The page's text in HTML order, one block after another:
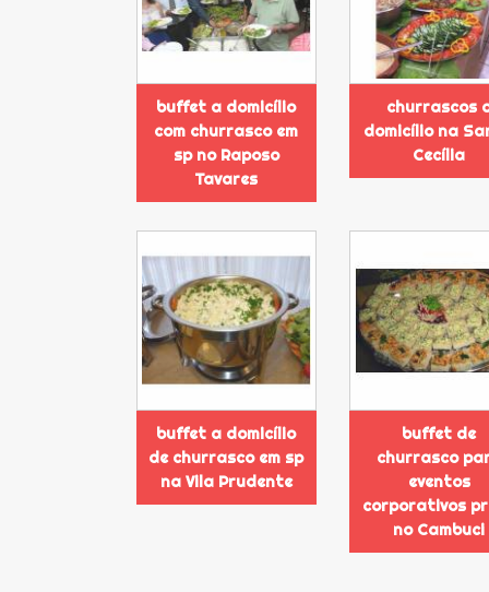
buffet a domicílio
com churrasco em
sp no Raposo
Tavares
churrascos
domicílio na
Cecília
buffet a domicílio
de churrasco em sp
na Vila Prudente
buffet de
churrasco
eventos
corporativos
no Cambuci